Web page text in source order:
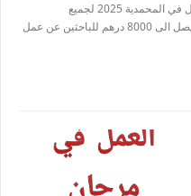
بحث عن عمل في المحمدية 2025 فرص عمل في المحمدية 2025 لجميع
المستويات فرص عمل في المحمدية براتب يصل الى 8000 درهم للباحثين عن عمل